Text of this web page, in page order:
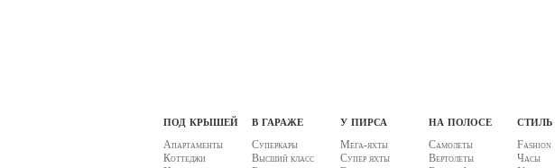
под крышей
Апартаменты
Коттеджи
в гараже
Суперкары
Высший класс
у пирса
Мега-яхты
Супер яхты
на полосе
Самолеты
Вертолеты
стиль
Fashion
Часы